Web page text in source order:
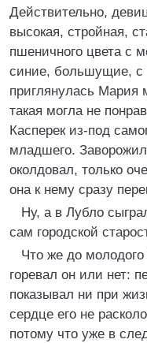
Действительно,
высокая, стройная,
пшеничного цвета с
синие, большущие, с
приглянулась Мария
такая могла не
Касперек из-под
младшего.
околдовал, только
она к нему сразу
Ну, а в Лубло
сам городской
Что же до
горевал он или нет:
показывал ни при
сердце его не
потому что уже в